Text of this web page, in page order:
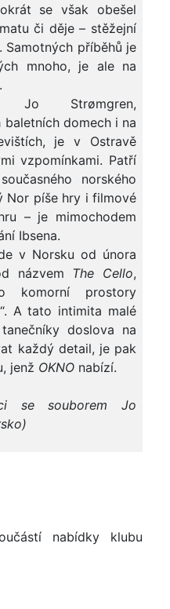
se však obešel
či děje – stěžejní
Samotných příběhů je
mnoho, je ale na
Jo Strømgren,
domech i na
je v Ostravě
vzpomínkami. Patří
norského
Nor píše hry i filmové
– je mimochodem
Ibsena.
v Norsku od února
názvem The Cello,
komorní prostory
A tato intimita malé
doslova na
každý detail, je pak
jenž OKNO nabízí.
se souborem Jo
nabídky klubu